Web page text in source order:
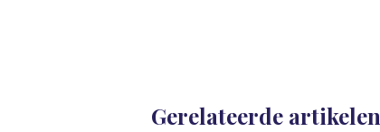
Gerelateerde artikelen